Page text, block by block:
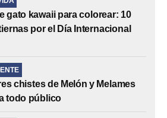
gato kawaii para colorear: 10
por el Día Internacional
chistes de Melón y Melames
todo público